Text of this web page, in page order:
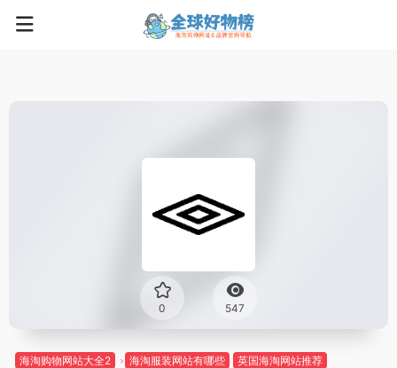
0 547
海淘购物网站大全2 海淘服装网站有哪些 英国海淘网站推荐